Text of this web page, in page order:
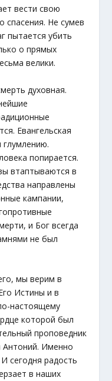
вести свою
спасения. Не сумев
пытается убить
о прямых
велики.
духовная.
Евангельская
глумлению.
попирается.
втаптываются в
направлены
кампании,
и Бог всегда
не был
мы верим в
Истины и в
настоящему
которой был
проповедник
Антоний. Именно
сегодня радость
в наших